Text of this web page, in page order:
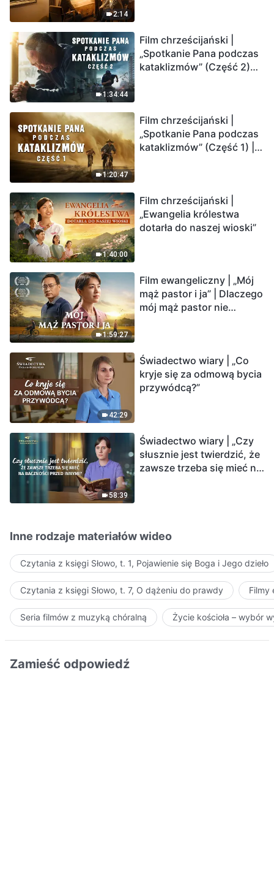
2:14
1:34:44
Film chrześcijański |
„Spotkanie Pana podczas
kataklizmów” (Część 2)
Ludzkość weszła w
odliczanie. Czy znalazłeś
już drogę ocalenia?
1:20:47
Film chrześcijański |
„Spotkanie Pana podczas
kataklizmów” (Część 1) |
1:40:00
Film chrześcijański |
„Ewangelia królestwa
dotarła do naszej wioski”
1:59:27
Film ewangeliczny | „Mój
mąż pastor i ja” | Dlaczego
mój mąż pastor nie
42:29
Świadectwo wiary | „Co
kryje się za odmową bycia
przywódcą?”
58:39
Świadectwo wiary | „Czy
słusznie jest twierdzić, że
zawsze trzeba się mieć na
Inne rodzaje materiałów wideo
Czytania z księgi Słowo, t. 1, Pojawienie się Boga i Jego dzieło
Czytania z księgi Słowo, t. 7, O dążeniu do prawdy Filmy
Seria filmów z muzyką chóralną Życie kościoła – wybór
Zamieść odpowiedź